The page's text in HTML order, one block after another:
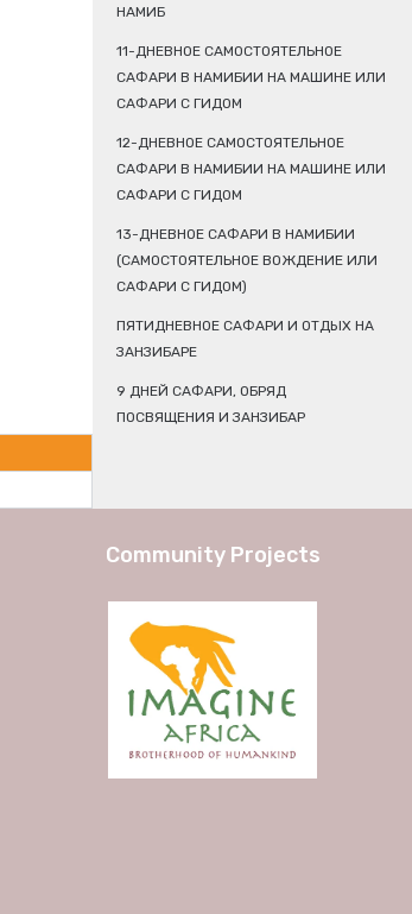
НАМИБ
11-ДНЕВНОЕ САМОСТОЯТЕЛЬНОЕ
САФАРИ В НАМИБИИ НА МАШИНЕ ИЛИ
САФАРИ С ГИДОМ
12-ДНЕВНОЕ САМОСТОЯТЕЛЬНОЕ
САФАРИ В НАМИБИИ НА МАШИНЕ ИЛИ
САФАРИ С ГИДОМ
13-ДНЕВНОЕ САФАРИ В НАМИБИИ
(САМОСТОЯТЕЛЬНОЕ ВОЖДЕНИЕ ИЛИ
САФАРИ С ГИДОМ)
ПЯТИДНЕВНОЕ САФАРИ И ОТДЫХ НА
ЗАНЗИБАРЕ
9 ДНЕЙ САФАРИ, ОБРЯД
ПОСВЯЩЕНИЯ И ЗАНЗИБАР
Community Projects